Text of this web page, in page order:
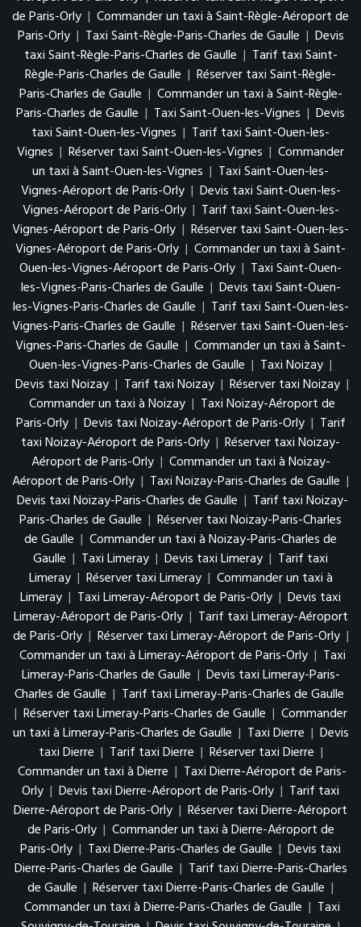
de Paris-Orly | Commander un taxi à Saint-Règle-Aéroport de
Paris-Orly | Taxi Saint-Règle-Paris-Charles de Gaulle | Devis
taxi Saint-Règle-Paris-Charles de Gaulle | Tarif taxi Saint-
Règle-Paris-Charles de Gaulle | Réserver taxi Saint-Règle-
Paris-Charles de Gaulle | Commander un taxi à Saint-Règle-
Paris-Charles de Gaulle | Taxi Saint-Ouen-les-Vignes | Devis
taxi Saint-Ouen-les-Vignes | Tarif taxi Saint-Ouen-les-
Vignes | Réserver taxi Saint-Ouen-les-Vignes | Commander
un taxi à Saint-Ouen-les-Vignes | Taxi Saint-Ouen-les-
Vignes-Aéroport de Paris-Orly | Devis taxi Saint-Ouen-les-
Vignes-Aéroport de Paris-Orly | Tarif taxi Saint-Ouen-les-
Vignes-Aéroport de Paris-Orly | Réserver taxi Saint-Ouen-les-
Vignes-Aéroport de Paris-Orly | Commander un taxi à Saint-
Ouen-les-Vignes-Aéroport de Paris-Orly | Taxi Saint-Ouen-
les-Vignes-Paris-Charles de Gaulle | Devis taxi Saint-Ouen-
les-Vignes-Paris-Charles de Gaulle | Tarif taxi Saint-Ouen-les-
Vignes-Paris-Charles de Gaulle | Réserver taxi Saint-Ouen-les-
Vignes-Paris-Charles de Gaulle | Commander un taxi à Saint-
Ouen-les-Vignes-Paris-Charles de Gaulle | Taxi Noizay |
Devis taxi Noizay | Tarif taxi Noizay | Réserver taxi Noizay |
Commander un taxi à Noizay | Taxi Noizay-Aéroport de
Paris-Orly | Devis taxi Noizay-Aéroport de Paris-Orly | Tarif
taxi Noizay-Aéroport de Paris-Orly | Réserver taxi Noizay-
Aéroport de Paris-Orly | Commander un taxi à Noizay-
Aéroport de Paris-Orly | Taxi Noizay-Paris-Charles de Gaulle |
Devis taxi Noizay-Paris-Charles de Gaulle | Tarif taxi Noizay-
Paris-Charles de Gaulle | Réserver taxi Noizay-Paris-Charles
de Gaulle | Commander un taxi à Noizay-Paris-Charles de
Gaulle | Taxi Limeray | Devis taxi Limeray | Tarif taxi
Limeray | Réserver taxi Limeray | Commander un taxi à
Limeray | Taxi Limeray-Aéroport de Paris-Orly | Devis taxi
Limeray-Aéroport de Paris-Orly | Tarif taxi Limeray-Aéroport
de Paris-Orly | Réserver taxi Limeray-Aéroport de Paris-Orly |
Commander un taxi à Limeray-Aéroport de Paris-Orly | Taxi
Limeray-Paris-Charles de Gaulle | Devis taxi Limeray-Paris-
Charles de Gaulle | Tarif taxi Limeray-Paris-Charles de Gaulle
| Réserver taxi Limeray-Paris-Charles de Gaulle | Commander
un taxi à Limeray-Paris-Charles de Gaulle | Taxi Dierre | Devis
taxi Dierre | Tarif taxi Dierre | Réserver taxi Dierre |
Commander un taxi à Dierre | Taxi Dierre-Aéroport de Paris-
Orly | Devis taxi Dierre-Aéroport de Paris-Orly | Tarif taxi
Dierre-Aéroport de Paris-Orly | Réserver taxi Dierre-Aéroport
de Paris-Orly | Commander un taxi à Dierre-Aéroport de
Paris-Orly | Taxi Dierre-Paris-Charles de Gaulle | Devis taxi
Dierre-Paris-Charles de Gaulle | Tarif taxi Dierre-Paris-Charles
de Gaulle | Réserver taxi Dierre-Paris-Charles de Gaulle |
Commander un taxi à Dierre-Paris-Charles de Gaulle | Taxi